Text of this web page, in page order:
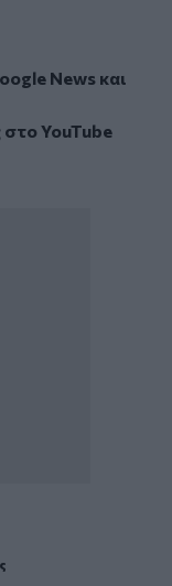
Newsκαι
στοYouTube